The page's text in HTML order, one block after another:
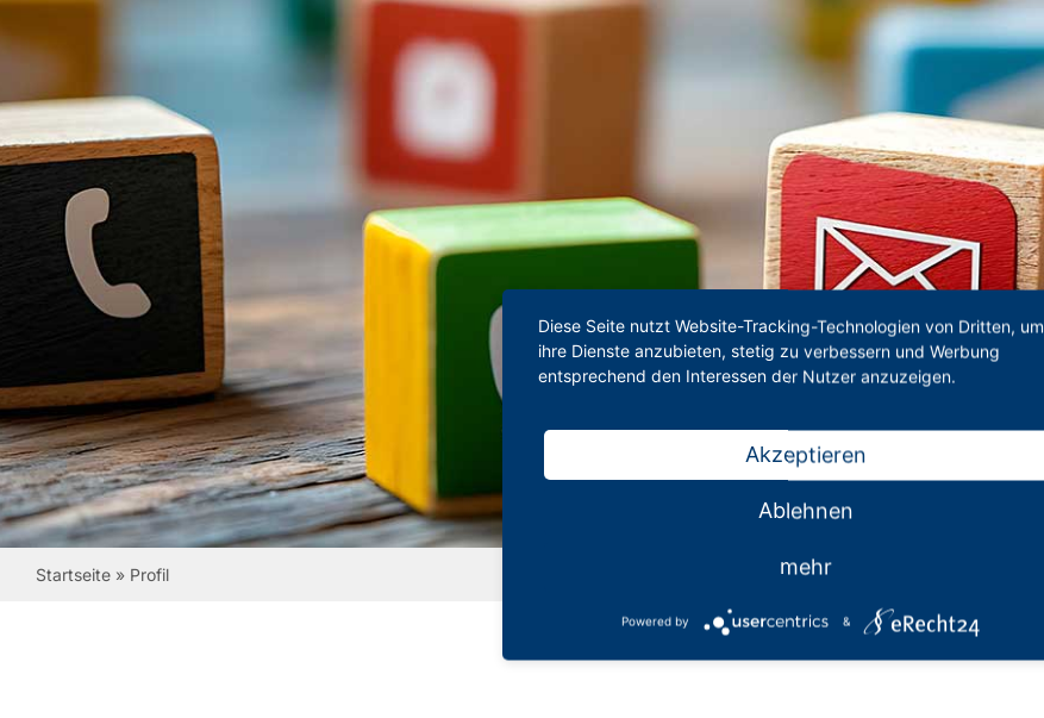
Startseite» Profil
Diese Seite nutzt Website-Tracking-Technologien von Dritten, um
ihre Dienste anzubieten, stetig zu verbessern und Werbung
entsprechend den Interessen der Nutzer anzuzeigen.
Akzeptieren
Ablehnen
mehr
Powered by &